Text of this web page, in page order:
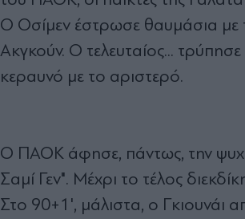
Ο Οσίμεν έστρωσε θαυμάσια με
Ακγκούν. Ο τελευταίος... τρύπησε
κεραυνό με το αριστερό.
Ο ΠΑΟΚ άφησε, πάντως, την
Σαμί Γεν". Μέχρι το τέλος
Στο 90+1', μάλιστα, ο Γκιουνάι